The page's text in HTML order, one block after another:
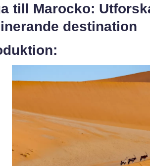
till Marocko:
destination